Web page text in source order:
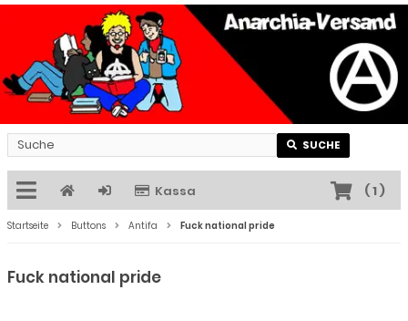
SUCHE
Kassa (1)
Startseite Buttons Antifa Fuck national pride
Fuck national pride